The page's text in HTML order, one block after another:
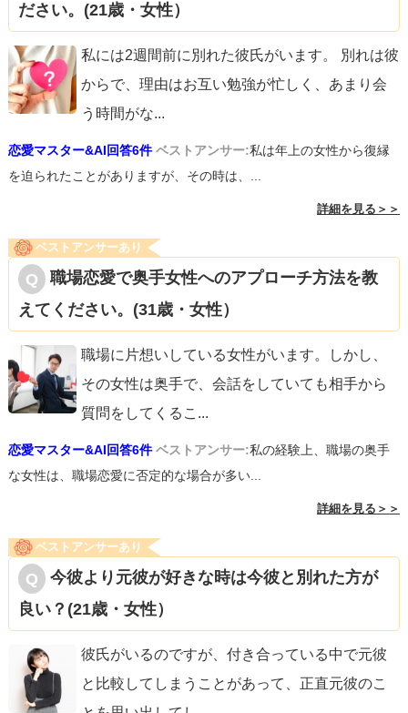
ださい。(21歳・女性）
私には2週間前に別れた彼氏がいます。 別れは彼
からで、理由はお互い勉強が忙しく、あまり会
う時間がな...
恋愛マスター&AI回答6件 ベストアンサー:私は年上の女性から復縁
を迫られたことがありますが、その時は、...
詳細を見る＞＞
ベストアンサーあり
職場恋愛で奥手女性へのアプローチ方法を教
えてください。(31歳・女性）
職場に片想いしている女性がいます。しかし、
その女性は奥手で、会話をしていても相手から
質問をしてくるこ ...
恋愛マスター&AI回答6件 ベストアンサー:私の経験上、職場の奥手
な女性は、職場恋愛に否定的な場合が多い...
詳細を見る＞＞
ベストアンサーあり
今彼より元彼が好きな時は今彼と別れた方が
良い？(21歳・女性）
彼氏がいるのですが、付き合っている中で元彼
と比較してしまうことがあって、正直元彼のこ